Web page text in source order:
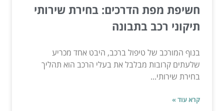
חשיפת מפת הדרכים: בחירת שירותי
תיקוני רכב בתבונה
בנוף המורכב של טיפול ברכב, היבט אחד מכריע
שלעתים קרובות מבלבל את בעלי הרכב הוא תהליך
בחירת שירותי...
קרא עוד »